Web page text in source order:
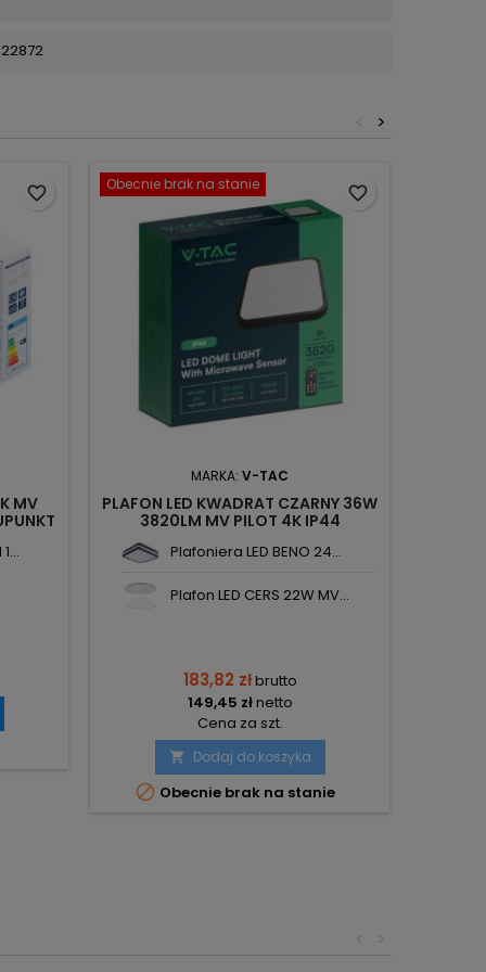
>
<
MV
favorite_border Obecnie brak na stanie
MARKA: V-TAC
PLAFON LED KWADRAT CZARNY 36W
3820LM MV PILOT 4K IP44
420X420X65 SKU76741 V-TAC
Plafoniera LED BENO 24...
Plafon LED CERS 22W MV...
183,82 złbrutto
149,45 złnetto
Cena za szt.
 Dodaj do koszyka
 Obecnie brak na stanie
favorite_border
>
<